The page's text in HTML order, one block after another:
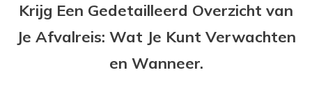
Krijg Een Gedetailleerd Overzicht van
Je Afvalreis: Wat Je Kunt Verwachten
en Wanneer.